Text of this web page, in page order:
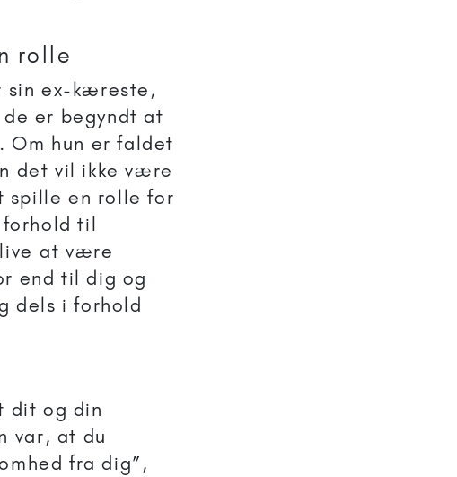
rolle
sin ex-kæreste,
er begyndt at
Om hun er faldet
det vil ikke være
spille en rolle for
til
at være
end til dig og
dels i forhold
dit og din
var, at du
fra dig”,